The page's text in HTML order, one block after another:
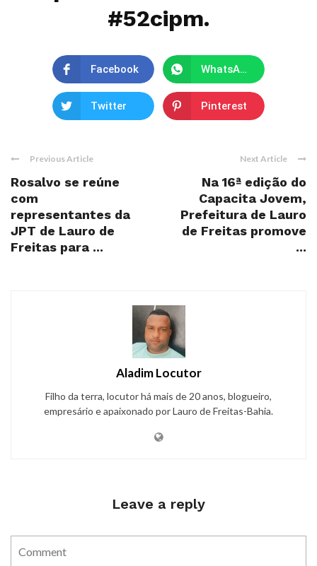
#52cipm.
Facebook WhatsApp
Twitter Pinterest
Previous Article
Rosalvo se reúne
com
representantes da
JPT de Lauro de
Freitas para ...
Next Article
Na 16ª edição do
Capacita Jovem,
Prefeitura de Lauro
de Freitas promove
...
Aladim Locutor
Filho da terra, locutor há mais de 20 anos, blogueiro,
empresário e apaixonado por Lauro de Freitas-Bahia.
Leave a reply